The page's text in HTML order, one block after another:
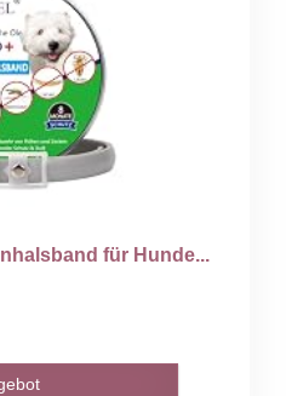
für Hunde...